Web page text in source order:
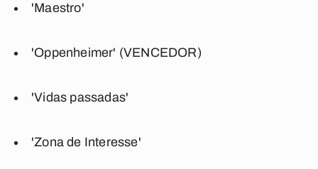
'Maestro'
'Oppenheimer' (VENCEDOR)
'Vidas passadas'
'Zona de Interesse'